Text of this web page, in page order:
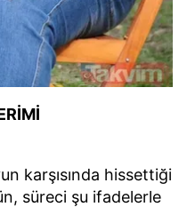
karşısında hissettiği
süreci şu ifadelerle